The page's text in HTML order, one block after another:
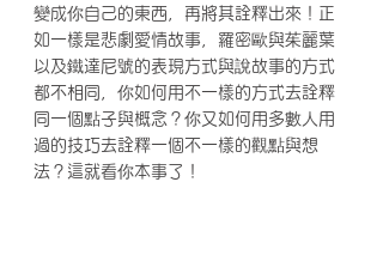
變成你自己的東西，再將其詮釋出來！正
如一樣是悲劇愛情故事，羅密歐與茱麗葉
以及鐵達尼號的表現方式與說故事的方式
都不相同，你如何用不一樣的方式去詮釋
同一個點子與概念？你又如何用多數人用
過的技巧去詮釋一個不一樣的觀點與想
法？這就看你本事了！